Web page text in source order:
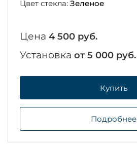
Цвет стекла: Зеленое
Цена 4 500 руб.
Установка от 5 000 руб.
Купить
Подробнее